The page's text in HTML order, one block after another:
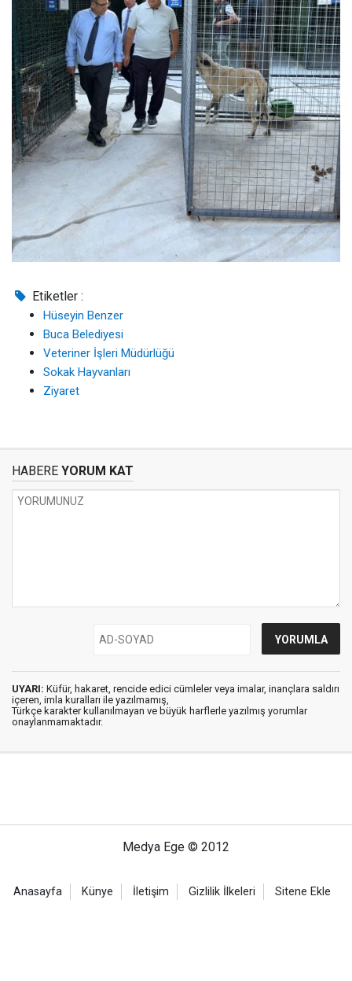
Etiketler :
Hüseyin Benzer
Buca Belediyesi
Veteriner İşleri Müdürlüğü
Sokak Hayvanları
Ziyaret
HABERE YORUM KAT
UYARI: Küfür, hakaret, rencide edici cümleler veya imalar, inançlara saldırı
içeren, imla kuralları ile yazılmamış,
Türkçe karakter kullanılmayan ve büyük harflerle yazılmış yorumlar
onaylanmamaktadır.
Medya Ege © 2012
Anasayfa Künye İletişim Gizlilik İlkeleri Sitene Ekle